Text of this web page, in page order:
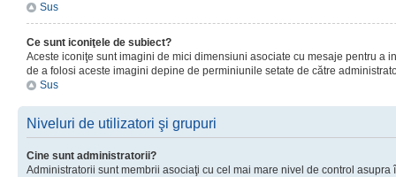
Sus
Ce sunt iconiţele de subiect?
Aceste iconiţe sunt imagini de mici dimensiuni asociate cu mesaje pentru a
de a folosi aceste imagini depine de perminiunile setate de către
Sus
Niveluri de utilizatori şi grupuri
Cine sunt administratorii?
Administratorii sunt membrii asociaţi cu cel mai mare nivel de control asupra